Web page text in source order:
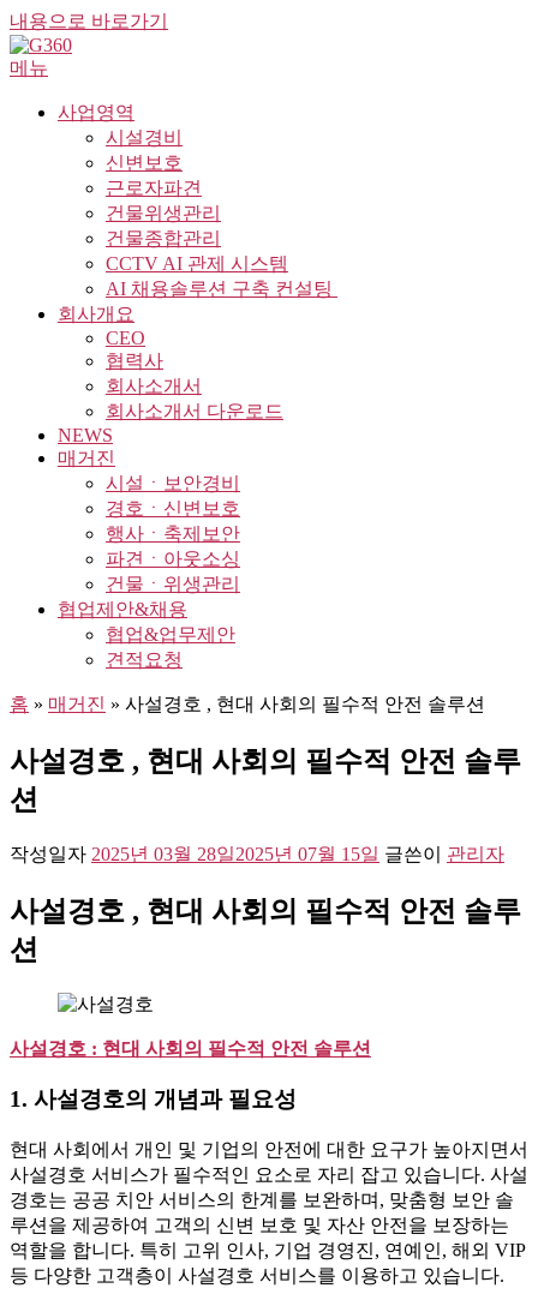
내용으로 바로가기
메뉴
사업영역
시설경비
신변보호
근로자파견
건물위생관리
건물종합관리
CCTV AI 관제 시스템
AI 채용솔루션 구축 컨설팅 ​
회사개요
CEO
협력사
회사소개서
회사소개서 다운로드
NEWS
매거진
시설ㆍ보안경비
경호ㆍ신변보호
행사ㆍ축제보안
파견ㆍ아웃소싱
건물ㆍ위생관리
협업제안&채용
협업&업무제안
견적요청
홈 » 매거진 » 사설경호 , 현대 사회의 필수적 안전 솔루션
사설경호 , 현대 사회의 필수적 안전 솔루
션
작성일자 2025년 03월 28일2025년 07월 15일 글쓴이 관리자
사설경호 , 현대 사회의 필수적 안전 솔루
션
사설경호 : 현대 사회의 필수적 안전 솔루션
1. 사설경호의 개념과 필요성
현대 사회에서 개인 및 기업의 안전에 대한 요구가 높아지면서
사설경호 서비스가 필수적인 요소로 자리 잡고 있습니다. 사설
경호는 공공 치안 서비스의 한계를 보완하며, 맞춤형 보안 솔
루션을 제공하여 고객의 신변 보호 및 자산 안전을 보장하는
역할을 합니다. 특히 고위 인사, 기업 경영진, 연예인, 해외 VIP
등 다양한 고객층이 사설경호 서비스를 이용하고 있습니다.